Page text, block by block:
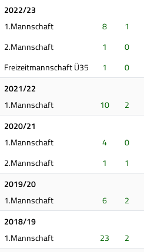
2022/23
1.Mannschaft
8 1
2.Mannschaft
1 0
Freizeitmannschaft Ü35
1 0
2021/22
1.Mannschaft
10 2
2020/21
1.Mannschaft
4 0
2.Mannschaft
1 1
2019/20
1.Mannschaft
6 2
2018/19
1.Mannschaft
23 2